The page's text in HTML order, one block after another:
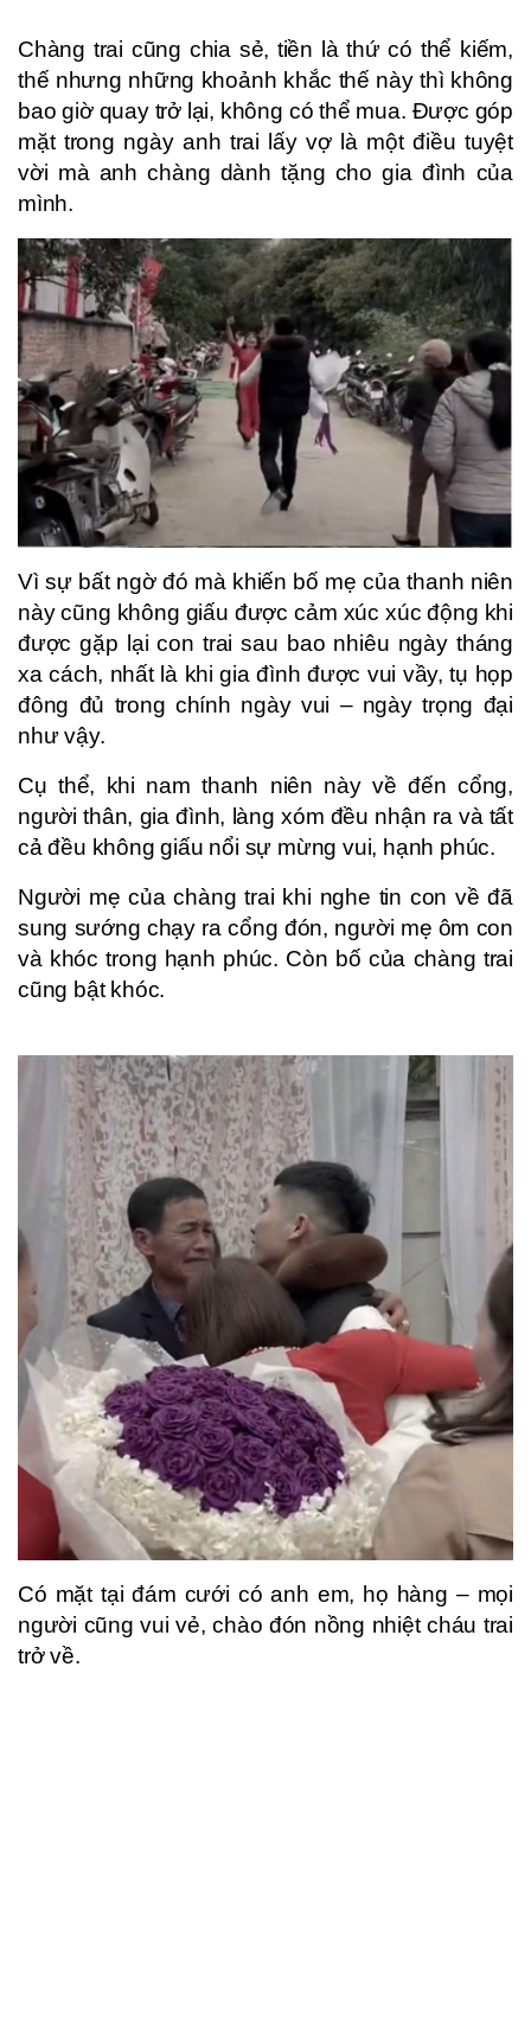
Chàng trai cũng chia sẻ, tiền là thứ có thể kiếm,
thế nhưng những khoảnh khắc thế này thì không
bao giờ quay trở lại, không có thể mua. Được góp
mặt trong ngày anh trai lấy vợ là một điều tuyệt
vời mà anh chàng dành tặng cho gia đình của
mình.
Vì sự bất ngờ đó mà khiến bố mẹ của thanh niên
này cũng không giấu được cảm xúc xúc động khi
được gặp lại con trai sau bao nhiêu ngày tháng
xa cách, nhất là khi gia đình được vui vầy, tụ họp
đông đủ trong chính ngày vui – ngày trọng đại
như vậy.
Cụ thể, khi nam thanh niên này về đến cổng,
người thân, gia đình, làng xóm đều nhận ra và tất
cả đều không giấu nổi sự mừng vui, hạnh phúc.
Người mẹ của chàng trai khi nghe tin con về đã
sung sướng chạy ra cổng đón, người mẹ ôm con
và khóc trong hạnh phúc. Còn bố của chàng trai
cũng bật khóc.
Có mặt tại đám cưới có anh em, họ hàng – mọi
người cũng vui vẻ, chào đón nồng nhiệt cháu trai
trở về.